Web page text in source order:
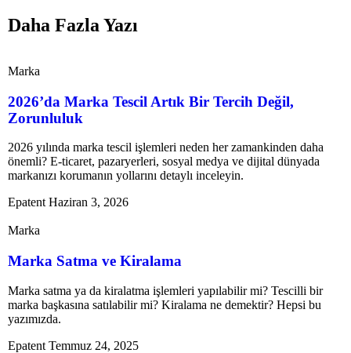
Daha Fazla Yazı
Marka
2026’da Marka Tescil Artık Bir Tercih Değil,
Zorunluluk
2026 yılında marka tescil işlemleri neden her zamankinden daha
önemli? E-ticaret, pazaryerleri, sosyal medya ve dijital dünyada
markanızı korumanın yollarını detaylı inceleyin.
Epatent Haziran 3, 2026
Marka
Marka Satma ve Kiralama
Marka satma ya da kiralatma işlemleri yapılabilir mi? Tescilli bir
marka başkasına satılabilir mi? Kiralama ne demektir? Hepsi bu
yazımızda.
Epatent Temmuz 24, 2025